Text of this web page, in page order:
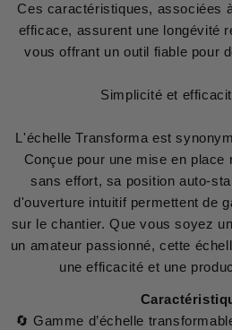
Ces caractéristiques, associées
efficace, assurent une longévité
vous offrant un outil fiable pour
Simplicité et
L'échelle Transforma est
Conçue pour une mise en place
sans effort, sa position auto-
d'ouverture intuitif permettent de
sur le chantier. Que vous soyez
un amateur passionné, cette
une efficacité et une
🔄 Gamme d’échelle